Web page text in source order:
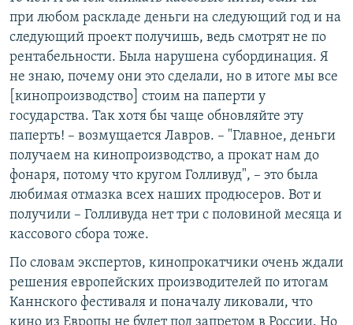
при любом раскладе деньги на следующий год и на
следующий проект получишь, ведь смотрят не по
рентабельности. Была нарушена субординация. Я
не знаю, почему они это сделали, но в итоге мы все
[кинопроизводство] стоим на паперти у
государства. Так хотя бы чаще обновляйте эту
паперть! – возмущается Лавров. – "Главное, деньги
получаем на кинопроизводство, а прокат нам до
фонаря, потому что кругом Голливуд", – это была
любимая отмазка всех наших продюсеров. Вот и
получили – Голливуда нет три с половиной месяца и
кассового сбора тоже.
По словам экспертов, кинопрокатчики очень ждали
решения европейских производителей по итогам
Каннского фестиваля и поначалу ликовали, что